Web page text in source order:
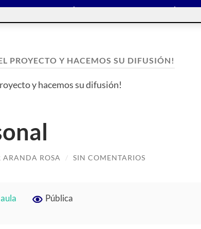
PROYECTO Y HACEMOS SU DIFUSIÓN!
y hacemos su difusión!
ARANDA ROSA / SIN COMENTARIOS
Pública